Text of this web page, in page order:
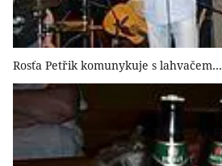
Rosťa Petřik komunykuje s lahvačem…